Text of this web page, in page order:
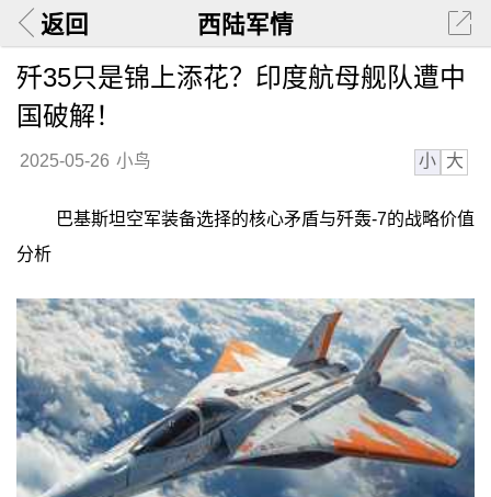
返回 西陆军情
歼35只是锦上添花？印度航母舰队遭中
国破解！
2025-05-26 小鸟 小 大
巴基斯坦空军装备选择的核心矛盾与歼轰-7的战略价值
分析